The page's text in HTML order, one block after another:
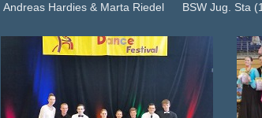
Andreas Hardies & Marta Riedel
BSW Jug. Sta